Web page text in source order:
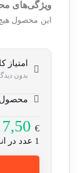
ویژگی‌های
این محصول
امتیاز
بدون
محصول
7,50€
1 عدد در انبار